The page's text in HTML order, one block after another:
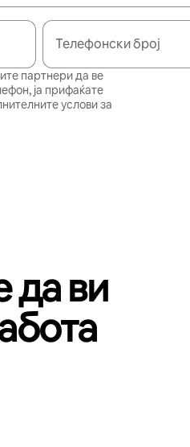
Телефонски број
партнери да ве
ја прифаќате
услови за
да ви